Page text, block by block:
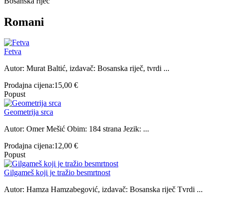
Romani
Fetva
Autor: Murat Baltić, izdavač: Bosanska riječ, tvrdi ...
Prodajna cijena:15,00 €
Popust
Geometrija srca
Autor: Omer Mešić Obim: 184 strana Jezik: ...
Prodajna cijena:12,00 €
Popust
Gilgameš koji je tražio besmrtnost
Autor: Hamza Hamzabegović, izdavač: Bosanska riječ Tvrdi ...